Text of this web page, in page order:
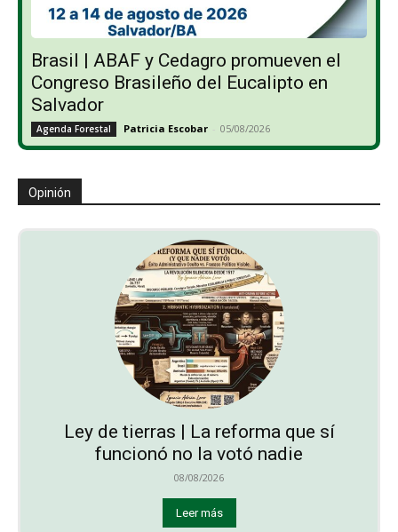
Brasil | ABAF y Cedagro promueven el
Congreso Brasileño del Eucalipto en
Salvador
Agenda Forestal Patricia Escobar - 05/08/2026
Opinión
Ley de tierras | La reforma que sí
funcionó no la votó nadie
08/08/2026
Leer más